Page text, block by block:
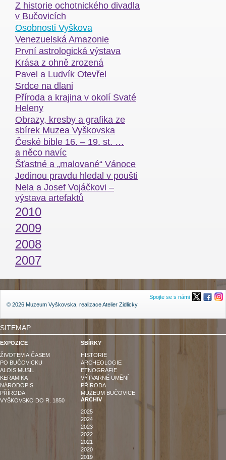
Z historie ochotnického divadla
v Bučovicích
Osobnosti Vyškova
Venezuelská Amazonie
První astrologická výstava
Krása z ohně zrozená
Pavel a Ludvík Otevřel
Srdce na dlani
Příroda a krajina v okolí Svaté
Heleny
Obrazy, kresby a grafika ze
sbírek Muzea Vyškovska
České bible 16. – 19. st. …
a něco navíc
Šťastné a „malované“ Vánoce
Jedinou pravdu hledal v poušti
Nela a Josef Vojáčkovi –
výstava artefaktů
2010
2009
2008
2007
© 2026 Muzeum Vyškovska, realizaceAtelier Zidlicky
Spojte se s námi
SITEMAP
EXPOZICE
ŽIVOTEM A ČASEM
PO BUČOVICKU
ALOIS MUSIL
KERAMIKA
NÁRODOPIS
PŘÍRODA
VYŠKOVSKO DO R. 1850
SBÍRKY
HISTORIE
ARCHEOLOGIE
ETNOGRAFIE
VÝTVARNÉ UMĚNÍ
PŘÍRODA
MUZEUM BUČOVICE
ARCHIV
2025
2024
2023
2022
2021
2020
2019